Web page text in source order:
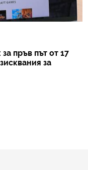
пръв път от 17
за